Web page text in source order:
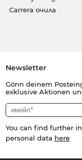
Carrera очила
Newsletter
Gönn deinem
exklusive Aktionen
You can find further
personal data here